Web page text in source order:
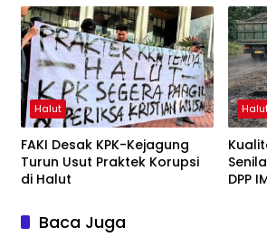
UNG
Halut
FAKI Desak KPK-Kejagung
Turun Usut Praktek Korupsi
di Halut
DPP
Baca Juga